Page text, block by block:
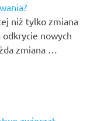
niż tylko zmiana
odkrycie nowych
zmiana …